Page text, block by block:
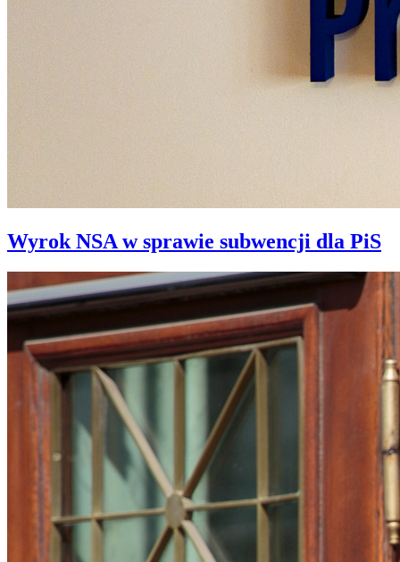
Wyrok NSA w sprawie subwencji dla PiS